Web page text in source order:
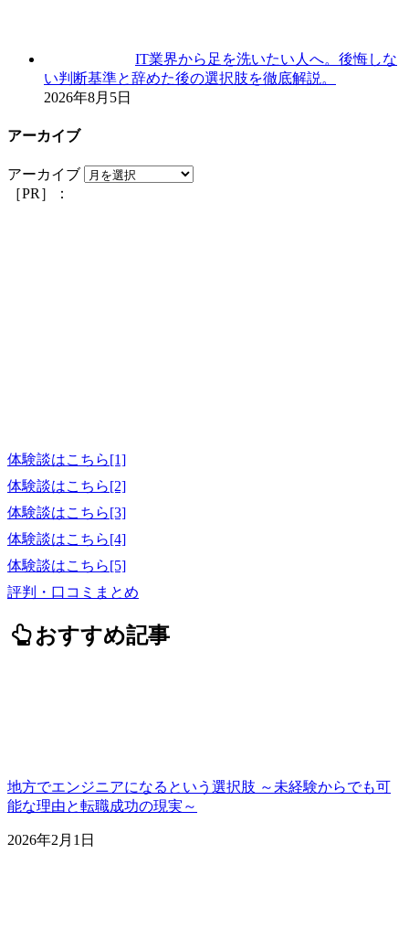
IT業界から足を洗いたい人へ。後悔しな
い判断基準と辞めた後の選択肢を徹底解説。
2026年8月5日
アーカイブ
アーカイブ
［PR］：
体験談はこちら[1]
体験談はこちら[2]
体験談はこちら[3]
体験談はこちら[4]
体験談はこちら[5]
評判・口コミまとめ
おすすめ記事
地方でエンジニアになるという選択肢 ～未経験からでも可
能な理由と転職成功の現実～
2026年2月1日